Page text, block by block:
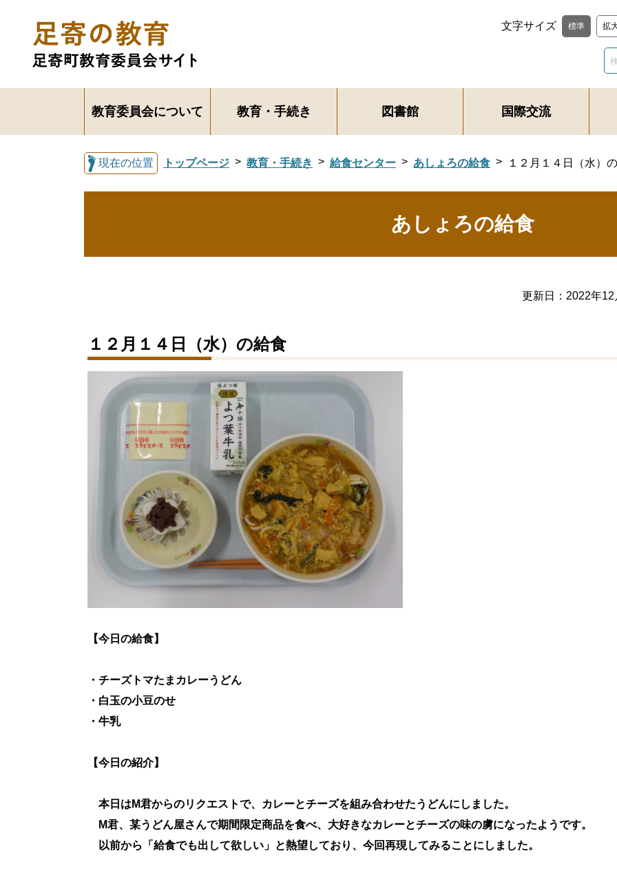
文字サイズ 標準 拡
教育委員会について 教育・手続き 図書館 国際交流
現在の位置 トップページ 教育・手続き 給食センター あしょろの給食 １２月１４日（水）
あしょろの給食
更新日： 2022年12
１２月１４日（水）の給食
【今日の給食】
・チーズトマたまカレーうどん
・白玉の小豆のせ
・牛乳
【今日の紹介】
本日はM君からのリクエストで、カレーとチーズを組み合わせたうどんにしました。
M君、某うどん屋さんで期間限定商品を食べ、 大好きなカレーとチーズの味の虜になったようです。
以前から「給食でも出して欲しい」と熱望しており、今回再現してみることにしました。